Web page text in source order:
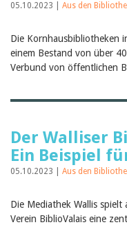
05.10.2023 | Aus den
Die Kornhausbibliotheken
einem Bestand von über
Verbund von öffentlichen
Der Walliser
Ein Beispiel
05.10.2023 | Aus den
Die Mediathek Wallis
Verein BiblioValais eine